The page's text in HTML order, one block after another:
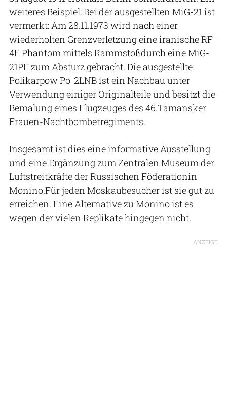
weiteres Beispiel: Bei der ausgestellten MiG-21 ist
vermerkt: Am 28.11.1973 wird nach einer
wiederholten Grenzverletzung eine iranische RF-
4E Phantom mittels Rammstoßdurch eine MiG-
21PF zum Absturz gebracht. Die ausgestellte
Polikarpow Po-2LNB ist ein Nachbau unter
Verwendung einiger Originalteile und besitzt die
Bemalung eines Flugzeuges des 46.Tamansker
Frauen-Nachtbomberregiments.
Insgesamt ist dies eine informative Ausstellung
und eine Ergänzung zum Zentralen Museum der
Luftstreitkräfte der Russischen Föderationin
Monino.Für jeden Moskaubesucher ist sie gut zu
erreichen. Eine Alternative zu Monino ist es
wegen der vielen Replikate hingegen nicht.
ANZEIGE